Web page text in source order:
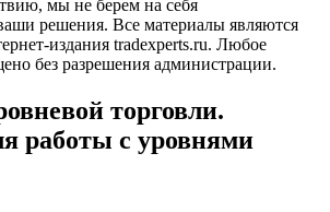
мы не берем на себя
решения. Все материалы являются
издания tradexperts.ru. Любое
без разрешения администрации.
торговли.
работы с уровнями